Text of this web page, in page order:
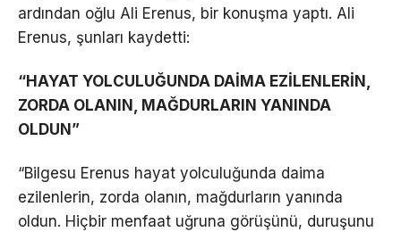
ardından oğlu Ali Erenus, bir konuşma yaptı. Ali
Erenus, şunları kaydetti:
“HAYAT YOLCULUĞUNDA DAİMA EZİLENLERİN,
ZORDA OLANIN, MAĞDURLARIN YANINDA
OLDUN”
“Bilgesu Erenus hayat yolculuğunda daima
ezilenlerin, zorda olanın, mağdurların yanında
oldun. Hiçbir menfaat uğruna görüşünü, duruşunu